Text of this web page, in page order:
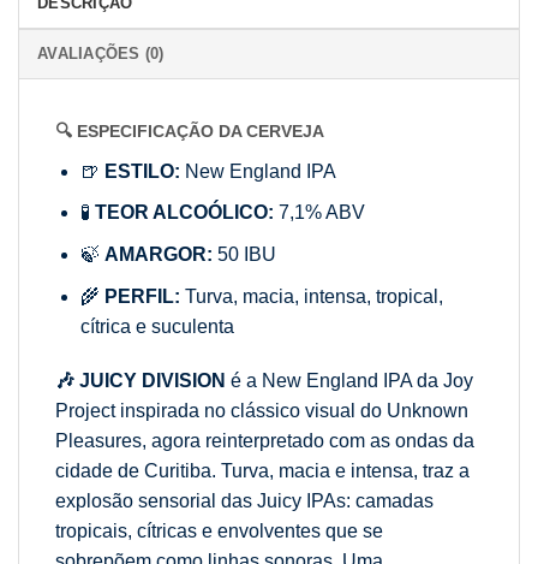
AVALIAÇÕES (0)
🔍 ESPECIFICAÇÃO DA CERVEJA
🍺 ESTILO: New England IPA
🧪 TEOR ALCOÓLICO: 7,1% ABV
🍃 AMARGOR: 50 IBU
🌾 PERFIL: Turva, macia, intensa, tropical,
cítrica e suculenta
🎶 JUICY DIVISION é a New England IPA da Joy
Project inspirada no clássico visual do Unknown
Pleasures, agora reinterpretado com as ondas da
cidade de Curitiba. Turva, macia e intensa, traz a
explosão sensorial das Juicy IPAs: camadas
tropicais, cítricas e envolventes que se